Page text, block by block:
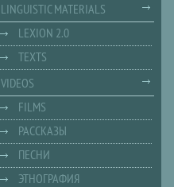
LINGUISTIC MATERIALS
LEXION 2.0
TEXTS
VIDEOS
FILMS
РАССКАЗЫ
ПЕСНИ
ЭТНОГРАФИЯ